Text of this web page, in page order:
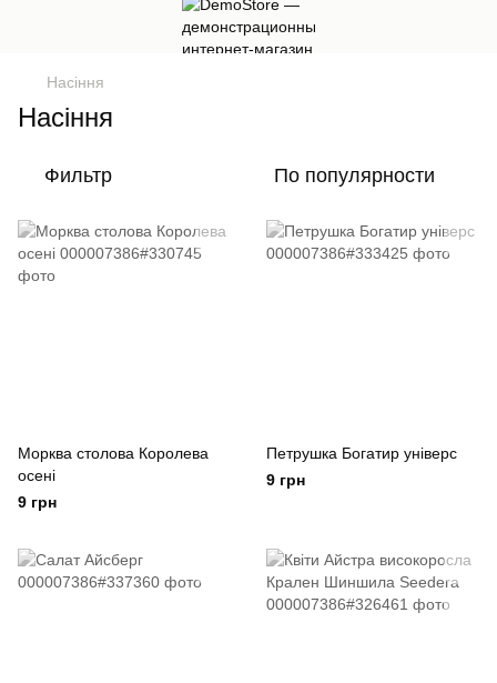
Насіння
Насіння
Фильтр По популярности
Морква столова Королева
осені
9 грн
Петрушка Богатир універс
9 грн